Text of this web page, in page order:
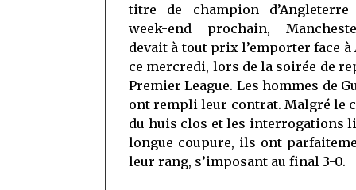
titre de champion
week-end prochain,
devait à tout prix l’emporter face à
ce mercredi, lors de la soirée de
Premier League. Les hommes de
ont rempli leur contrat. Malgré le
du huis clos et les interrogations
longue coupure, ils ont
leur rang, s’imposant au final 3-0.